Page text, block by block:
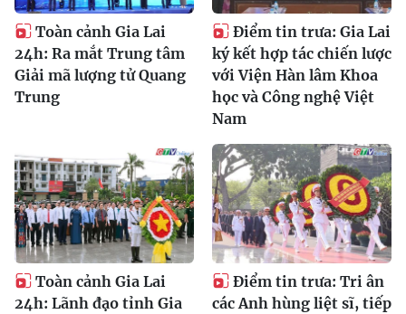
Toàn cảnh Gia Lai
24h: Ra mắt Trung tâm
Giải mã lượng tử Quang
Trung
Điểm tin trưa: Gia Lai
ký kết hợp tác chiến lược
với Viện Hàn lâm Khoa
học và Công nghệ Việt
Nam
Toàn cảnh Gia Lai
24h: Lãnh đạo tỉnh Gia
Điểm tin trưa: Tri ân
các Anh hùng liệt sĩ, tiếp